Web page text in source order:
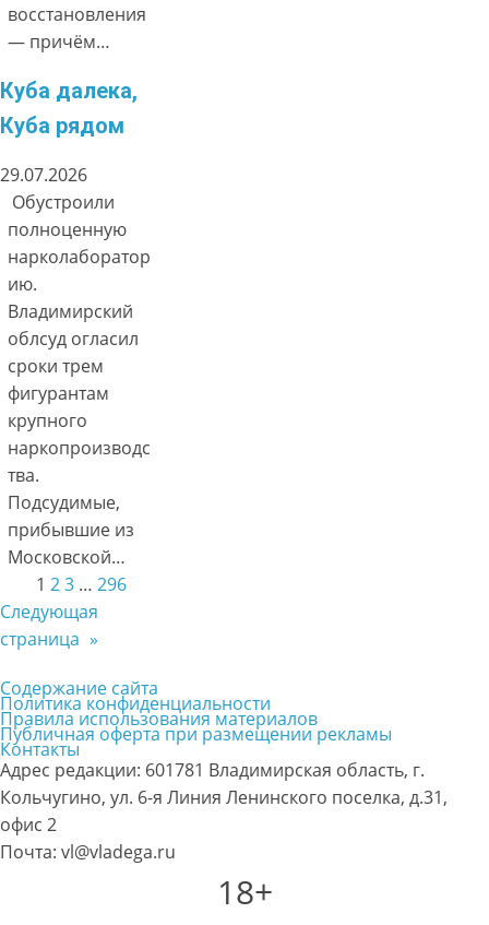
восстановления
— причём…
Куба далека,
Куба рядом
29.07.2026
Обустроили
полноценную
нарколаборатор
ию.
Владимирский
облсуд огласил
сроки трем
фигурантам
крупного
наркопроизводс
тва.
Подсудимые,
прибывшие из
Московской…
1 23 … 296
Следующая
страница »
Содержание сайта
Политика конфиденциальности
Правила использования материалов
Публичная оферта при размещении рекламы
Контакты
Адрес редакции: 601781 Владимирская область, г.
Кольчугино, ул. 6-я Линия Ленинского поселка, д.31,
офис 2
Почта: vl@vladega.ru
18+